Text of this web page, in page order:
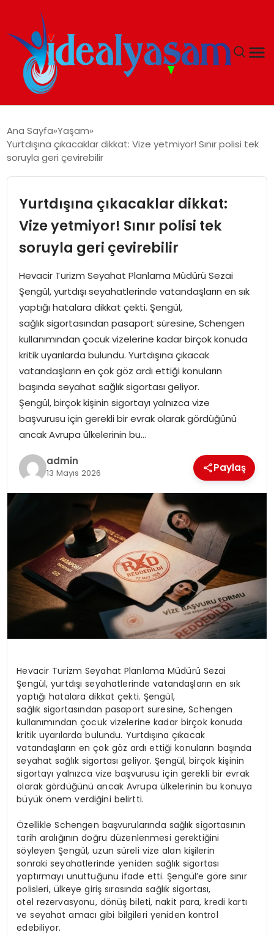
GÜNDEM
İDEAL YAŞAM
İDEAL SPOR
YAŞAM
MAGAZIN
SAĞLIK
SOSYAL HABER
Ana Sayfa Yaşam
Yurtdışına çıkacaklar dikkat: Vize yetmiyor! Sınır polisi tek
soruyla geri çevirebilir
Yurtdışına çıkacaklar dikkat:
Vize yetmiyor! Sınır polisi tek
soruyla geri çevirebilir
Hevacir Turizm Seyahat Planlama Müdürü Sezai
Şengül, yurtdışı seyahatlerinde vatandaşların en sık
yaptığı hatalara dikkat çekti. Şengül,
sağlık sigortasından pasaport süresine, Schengen
kullanımından çocuk vizelerine kadar birçok konuda
kritik uyarılarda bulundu. Yurtdışına çıkacak
vatandaşların en çok göz ardı ettiği konuların
başında seyahat sağlık sigortası geliyor.
Şengül, birçok kişinin sigortayı yalnızca vize
başvurusu için gerekli bir evrak olarak gördüğünü
ancak Avrupa ülkelerinin bu…
admin
13 Mayıs 2026 Paylaş
Hevacir Turizm Seyahat Planlama Müdürü Sezai
Şengül, yurtdışı seyahatlerinde vatandaşların en sık
yaptığı hatalara dikkat çekti. Şengül,
sağlık sigortasından pasaport süresine, Schengen
kullanımından çocuk vizelerine kadar birçok konuda
kritik uyarılarda bulundu. Yurtdışına çıkacak
vatandaşların en çok göz ardı ettiği konuların başında
seyahat sağlık sigortası geliyor. Şengül, birçok kişinin
sigortayı yalnızca vize başvurusu için gerekli bir evrak
olarak gördüğünü ancak Avrupa ülkelerinin bu konuya
büyük önem verdiğini belirtti.
Özellikle Schengen başvurularında sağlık sigortasının
tarih aralığının doğru düzenlenmesi gerektiğini
söyleyen Şengül, uzun süreli vize alan kişilerin
sonraki seyahatlerinde yeniden sağlık sigortası
yaptırmayı unuttuğunu ifade etti. Şengül’e göre sınır
polisleri, ülkeye giriş sırasında sağlık sigortası,
otel rezervasyonu, dönüş bileti, nakit para, kredi kartı
ve seyahat amacı gibi bilgileri yeniden kontrol
edebiliyor.